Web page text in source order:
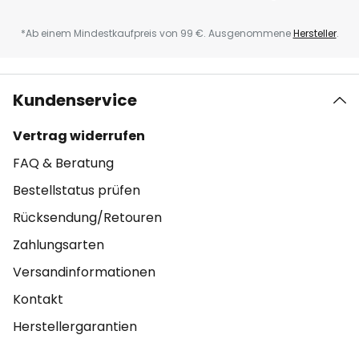
*Ab einem Mindestkaufpreis von 99 €. AusgenommeneHersteller.
Kundenservice
Vertrag widerrufen
FAQ & Beratung
Bestellstatus prüfen
Rücksendung/Retouren
Zahlungsarten
Versandinformationen
Kontakt
Herstellergarantien